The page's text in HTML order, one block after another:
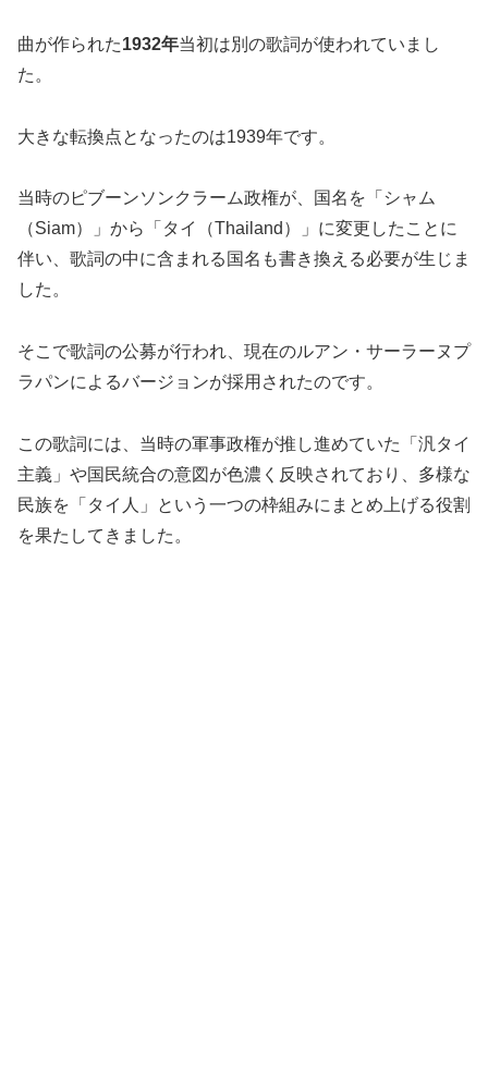
曲が作られた1932年当初は別の歌詞が使われていまし
た。
大きな転換点となったのは1939年です。
当時のピブーンソンクラーム政権が、国名を「シャム
（Siam）」から「タイ（Thailand）」に変更したことに
伴い、歌詞の中に含まれる国名も書き換える必要が生じま
した。
そこで歌詞の公募が行われ、現在のルアン・サーラーヌプ
ラパンによるバージョンが採用されたのです。
この歌詞には、当時の軍事政権が推し進めていた「汎タイ
主義」や国民統合の意図が色濃く反映されており、多様な
民族を「タイ人」という一つの枠組みにまとめ上げる役割
を果たしてきました。